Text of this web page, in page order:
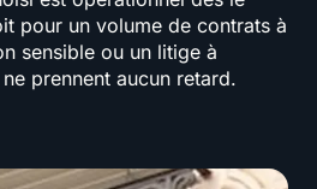
pour un volume de contrats à
sensible ou un litige à
prennent aucun retard.